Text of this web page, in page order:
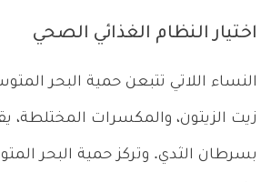
اختيار النظام الغذائي الصحي
النساء اللاتي تتبعن حمية البحر
زيت الزيتون، والمكسرات المختلطة،
بسرطان الثدي. وتركز حمية البحر